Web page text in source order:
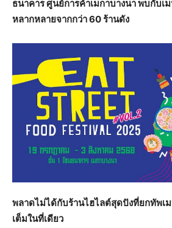
ธนาคาร ศูนย์การค้าเมกาบางนา พบกับเ
หลากหลายจากกว่า 60 ร้านดัง
พลาดไม่ได้กับร้านไฮไลต์สุดปังที่ยกทัพเ
เต็มในที่เดียว